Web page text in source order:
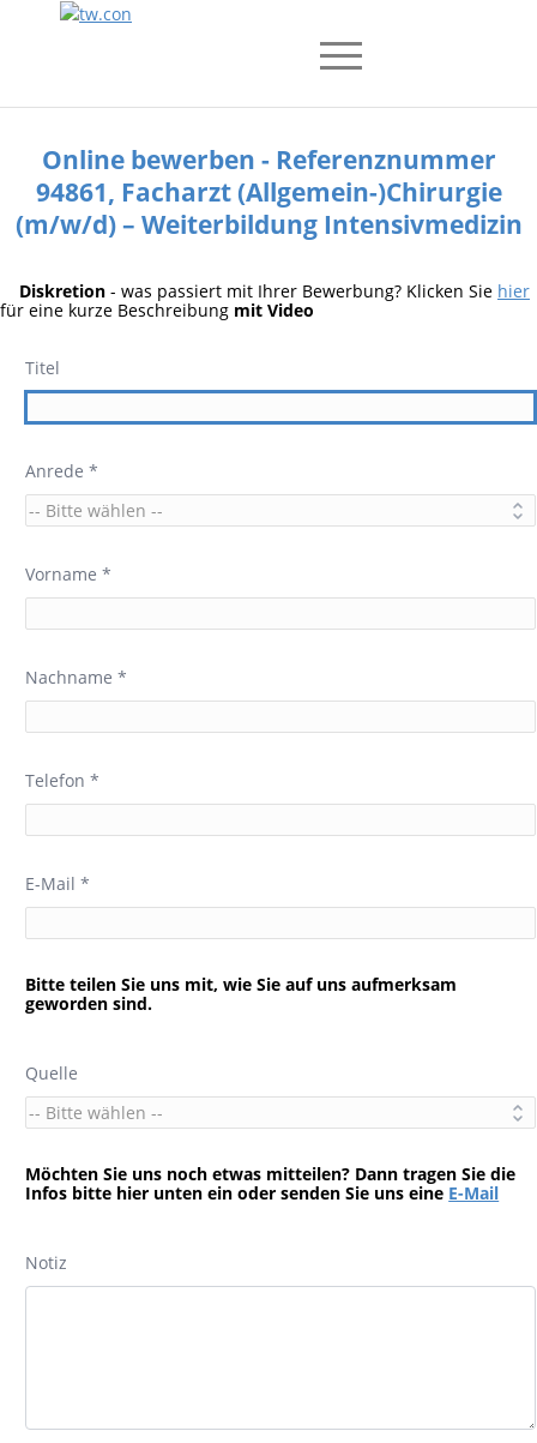
Online bewerben - Referenznummer
94861, Facharzt (Allgemein-)Chirurgie
(m/w/d) – Weiterbildung Intensivmedizin
Diskretion - was passiert mit Ihrer Bewerbung? Klicken Sie hier
für eine kurze Beschreibung mit Video
Titel
Anrede *
Vorname *
Nachname *
Telefon *
E-Mail *
Bitte teilen Sie uns mit, wie Sie auf uns aufmerksam
geworden sind.
Quelle
Möchten Sie uns noch etwas mitteilen? Dann tragen Sie die
Infos bitte hier unten ein oder senden Sie uns eine E-Mail
Notiz